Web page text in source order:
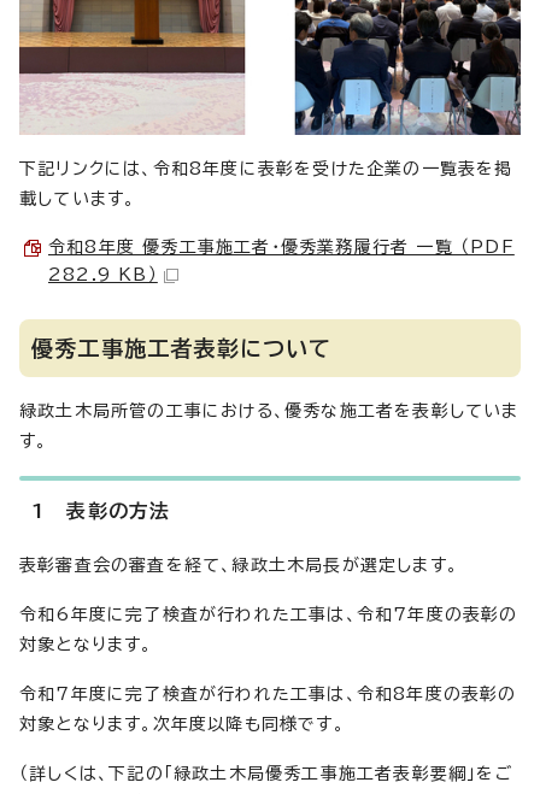
下記リンクには、令和8年度に表彰を受けた企業の一覧表を掲
載しています。
令和8年度 優秀工事施工者・優秀業務履行者 一覧 （PDF
282.9 KB）
優秀工事施工者表彰について
緑政土木局所管の工事における、優秀な施工者を表彰していま
す。
1 表彰の方法
表彰審査会の審査を経て、緑政土木局長が選定します。
令和6年度に完了検査が行われた工事は、令和7年度の表彰の
対象となります。
令和7年度に完了検査が行われた工事は、令和8年度の表彰の
対象となります。次年度以降も同様です。
（詳しくは、下記の「緑政土木局優秀工事施工者表彰要綱」をご